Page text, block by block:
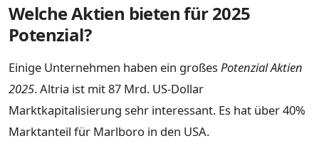
Welche Aktien bieten für 2025
Potenzial?
Einige Unternehmen haben ein großesPotenzial Aktien
2025. Altria ist mit 87 Mrd. US-Dollar
Marktkapitalisierung sehr interessant. Es hat über 40%
Marktanteil für Marlboro in den USA.